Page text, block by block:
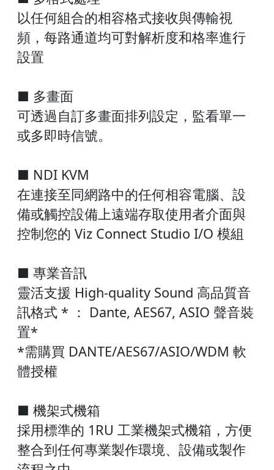
以任何組合的相容格式接收與傳輸視
頻，每路通道均可對解析度和格率進行
設置
■ 多畫面
可透過自訂多畫面排列設定，監看單一
或多即時信號。
■ NDI KVM
在連接至同網路中的任何相容電腦、設
備或觸控設備上遠端存取使用者介面與
控制您的 Viz Connect Studio I/O 模組
■ 專業音訊
靈活支援 High-quality Sound 高品質音
訊格式 * ： Dante, AES67, ASIO 聲音裝
置*
*需購買 DANTE/AES67/ASIO/WDM 軟
體授權
■ 機架式機箱
採用標準的 1RU 工業機架式機箱，方便
整合到任何專業製作環境、設備或製作